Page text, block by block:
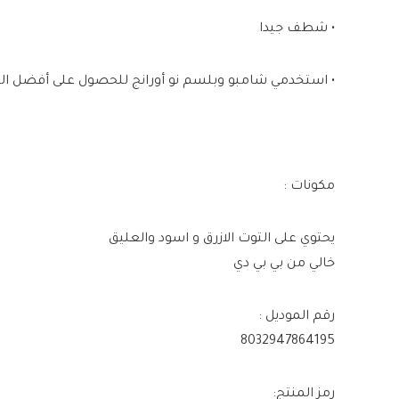
• شطف جيدا
• استخدمي شامبو وبلسم نو أورانج للحصول على أفضل
مكونات :
يحتوي على التوت الازرق و اسود والعليق
خالي من بي بي دي
رقم الموديل :
8032947864195
رمز المنتج: